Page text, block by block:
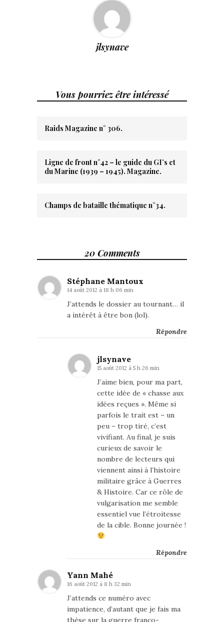
jlsynave
Vous pourriez être intéressé
Raids Magazine n° 306.
Ligne de front n°42 – le guide du GI’s et
du Marine (1939 – 1945). Magazine.
Champs de bataille thématique n°34.
20 Comments
Stéphane Mantoux
14 août 2012 à 18 h 06 min
J’attends le dossier au tournant… il
a intérêt à être bon (lol).
Répondre
jlsynave
15 août 2012 à 5 h 26 min
J’aime bien, pour ma part,
cette idée de « chasse aux
idées reçues ». Même si
parfois le trait est – un
peu – trop tiré, c’est
vivifiant. Au final, je suis
curieux de savoir le
nombre de lecteurs qui
viennent ainsi à l’histoire
militaire grâce à Guerres
& Histoire. Car ce rôle de
vulgarisation me semble
essentiel vue l’étroitesse
de la cible. Bonne journée !
Répondre
Yann Mahé
16 août 2012 à 8 h 32 min
J’attends ce numéro avec
impatience, d’autant que je fais ma
thèse sur la guerre franco-